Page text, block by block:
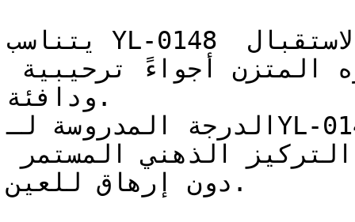
يتناسب YL-0148 مع غرف المعيشة وصالات الاستقبال
ودافئة.
الدرجة المدروسة لـYL-0148 تعمل بكفاءة في المكاتب
دون إرهاق للعين.